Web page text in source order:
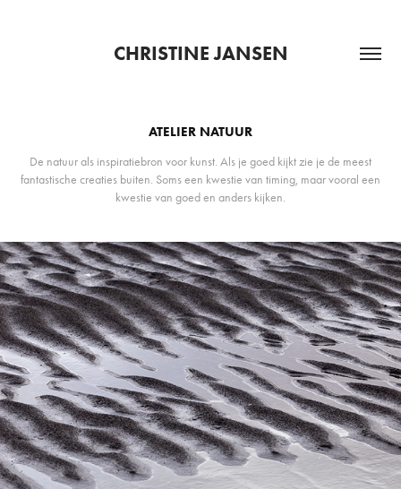
CHRISTINE JANSEN
ATELIER NATUUR
De natuur als inspiratiebron voor kunst. Als je goed kijkt zie je de meest
fantastische creaties buiten. Soms een kwestie van timing, maar vooral een
kwestie van goed en anders kijken.